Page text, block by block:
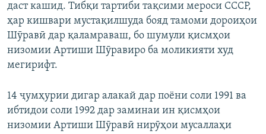
даст кашид. Тибқи тартиби тақсими мероси СССР,
ҳар кишвари мустақилшуда бояд тамоми дороиҳои
Шӯравӣ дар қаламраваш, бо шумули қисмҳои
низомии Артиши Шӯравиро ба моликияти худ
мегирифт.
14 ҷумҳурии дигар алакай дар поёни соли 1991 ва
ибтидои соли 1992 дар заминаи ин қисмҳои
низомии Артиши Шӯравӣ нирӯҳои мусаллаҳи